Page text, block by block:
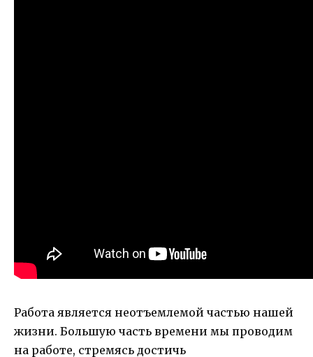
Работа является неотъемлемой частью нашей
жизни. Большую часть времени мы проводим
на работе, стремясь достичь